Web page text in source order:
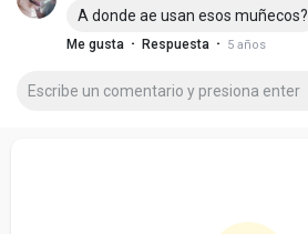
A donde ae usan esos muñecos?
Me gusta · Respuesta · 5 años